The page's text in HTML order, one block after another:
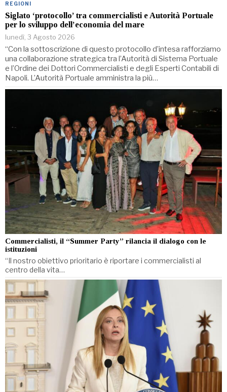
REGIONI
Siglato ‘protocollo’ tra commercialisti e Autorità Portuale
per lo sviluppo dell’economia del mare
lunedì, 3 Agosto 2026
“Con la sottoscrizione di questo protocollo d’intesa rafforziamo
una collaborazione strategica tra l’Autorità di Sistema Portuale
e l’Ordine dei Dottori Commercialisti e degli Esperti Contabili di
Napoli. L’Autorità Portuale amministra la più…
Commercialisti, il “Summer Party” rilancia il dialogo con le
istituzioni
“Il nostro obiettivo prioritario è riportare i commercialisti al
centro della vita…